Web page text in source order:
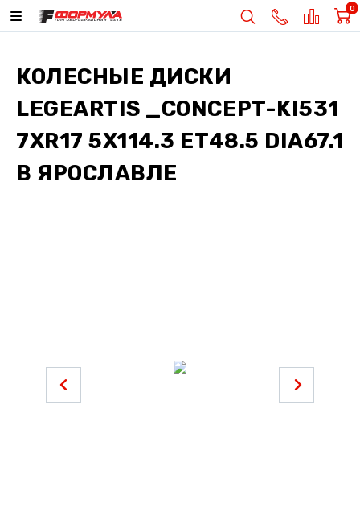
0
КОЛЕСНЫЕ ДИСКИ
LEGEARTIS _CONCEPT-KI531
7XR17 5X114.3 ET48.5 DIA67.1
В ЯРОСЛАВЛЕ